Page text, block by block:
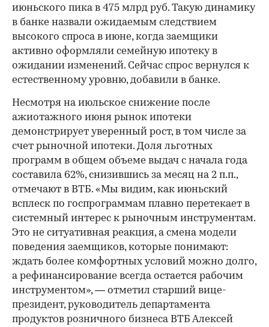
июньского пика в 475 млрд руб. Такую динамику
в банке назвали ожидаемым следствием
высокого спроса в июне, когда заемщики
активно оформляли семейную ипотеку в
ожидании изменений. Сейчас спрос вернулся к
естественному уровню, добавили в банке.
Несмотря на июльское снижение после
ажиотажного июня рынок ипотеки
демонстрирует уверенный рост, в том числе за
счет рыночной ипотеки. Доля льготных
программ в общем объеме выдач с начала года
составила 62%, снизившись за месяц на 2 п.п.,
отмечают в ВТБ. «Мы видим, как июньский
всплеск по госпрограммам плавно перетекает в
системный интерес к рыночным инструментам.
Это не ситуативная реакция, а смена модели
поведения заемщиков, которые понимают:
ждать более комфортных условий можно долго,
а рефинансирование всегда остается рабочим
инструментом», — отметил старший вице-
президент, руководитель департамента
продуктов розничного бизнеса ВТБ Алексей